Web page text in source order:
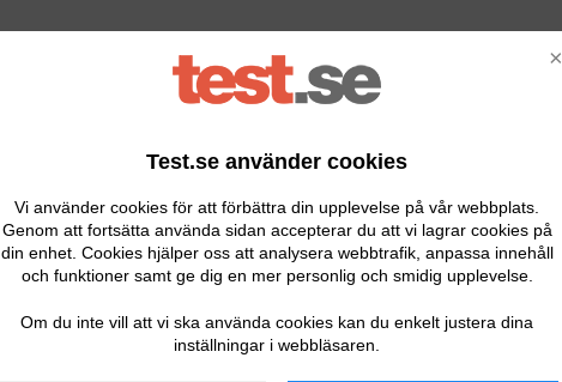
×
Test.se använder cookies
Vi använder cookies för att förbättra din upplevelse på vår webbplats.
Genom att fortsätta använda sidan accepterar du att vi lagrar cookies på
din enhet. Cookies hjälper oss att analysera webbtrafik, anpassa innehåll
och funktioner samt ge dig en mer personlig och smidig upplevelse.
Om du inte vill att vi ska använda cookies kan du enkelt justera dina
inställningar i webbläsaren.